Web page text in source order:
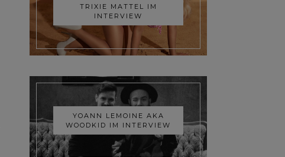
TRIXIE MATTEL IM
INTERVIEW
YOANN LEMOINE AKA
WOODKID IM INTERVIEW